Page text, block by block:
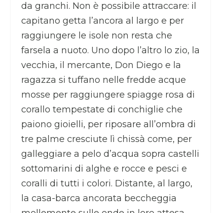
da granchi. Non è possibile attraccare: il
capitano getta l’ancora al largo e per
raggiungere le isole non resta che
farsela a nuoto. Uno dopo l’altro lo zio, la
vecchia, il mercante, Don Diego e la
ragazza si tuffano nelle fredde acque
mosse per raggiungere spiagge rosa di
corallo tempestate di conchiglie che
paiono gioielli, per riposare all’ombra di
tre palme cresciute lì chissà come, per
galleggiare a pelo d’acqua sopra castelli
sottomarini di alghe e rocce e pesci e
coralli di tutti i colori. Distante, al largo,
la casa-barca ancorata beccheggia